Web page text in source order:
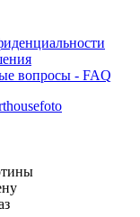
вопросы - FAQ